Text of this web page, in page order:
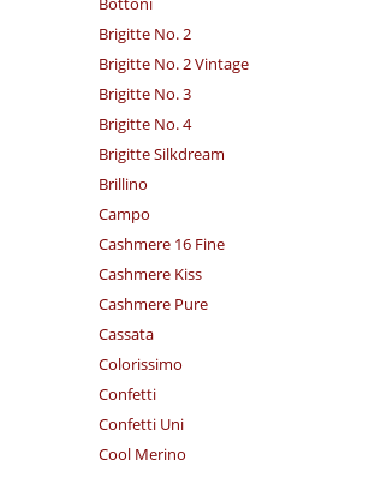
Brigitte No. 2
Brigitte No. 2 Vintage
Brigitte No. 3
Brigitte No. 4
Brigitte Silkdream
Brillino
Campo
Cashmere 16 Fine
Cashmere Kiss
Cashmere Pure
Cassata
Colorissimo
Confetti
Confetti Uni
Cool Merino